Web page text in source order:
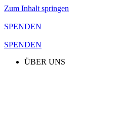
Zum Inhalt springen
SPENDEN
SPENDEN
ÜBER UNS